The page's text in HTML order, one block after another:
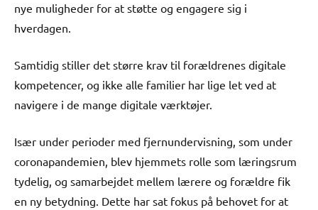
nye muligheder for at støtte og engagere sig i
hverdagen.
Samtidig stiller det større krav til forældrenes digitale
kompetencer, og ikke alle familier har lige let ved at
navigere i de mange digitale værktøjer.
Især under perioder med fjernundervisning, som under
coronapandemien, blev hjemmets rolle som læringsrum
tydelig, og samarbejdet mellem lærere og forældre fik
en ny betydning. Dette har sat fokus på behovet for at